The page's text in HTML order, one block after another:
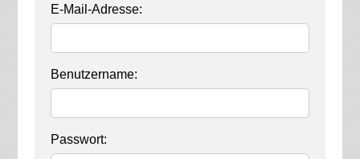
E-Mail-Adresse:
Benutzername:
Passwort: